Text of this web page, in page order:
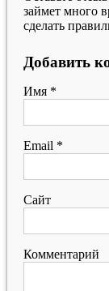
займет много
сделать
Добавить
Имя *
Email *
Сайт
Комментарий